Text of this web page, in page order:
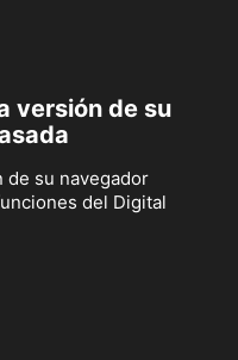
versión de su
de su navegador
del Digital